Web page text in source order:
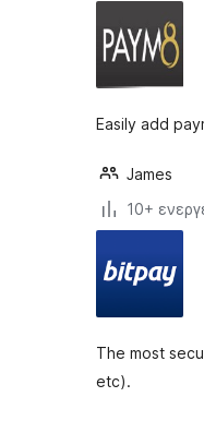
Easily add
James
10+
The most
etc).